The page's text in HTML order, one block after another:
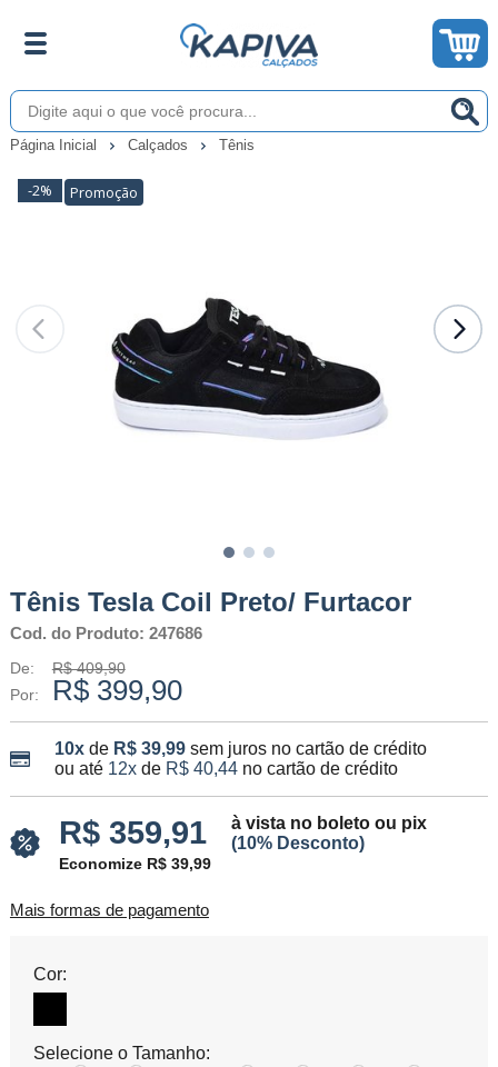
Página Inicial Calçados Tênis
-2% Promoção
Tênis Tesla Coil Preto/ Furtacor
Cod. do Produto: 247686
De:
R$ 409,90
Por:
R$ 399,90
10xde R$ 39,99 sem juros no cartão de crédito
ou até 12xde R$ 40,44no cartão de crédito
R$ 359,91
à vista no boleto ou pix
(10% Desconto)
Economize R$ 39,99
Mais formas de pagamento
Cor:
Selecione o Tamanho: